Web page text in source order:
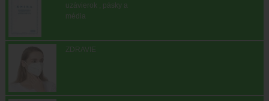
uzávierok , pásky a
média
ZDRAVIE